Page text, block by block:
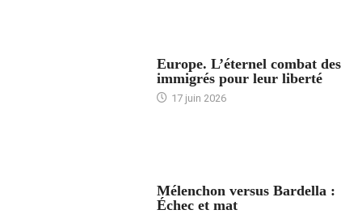
Europe. L’éternel combat des
immigrés pour leur liberté
17 juin 2026
Mélenchon versus Bardella :
Échec et mat